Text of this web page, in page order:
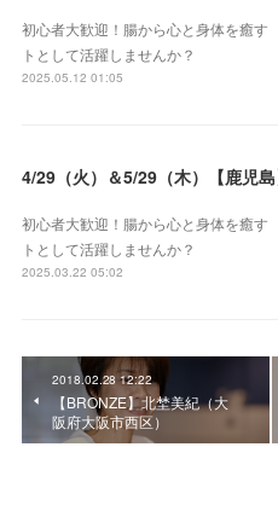
初心者大歓迎！腸から心と身体を癒
トとして活躍しませんか？
2025.05.12 01:05
初心者大歓迎！腸から心と身体を癒
トとして活躍しませんか？
2025.03.22 05:02
2018.02.28 12:22
【BRONZE】北埜美紀（大
阪府大阪市西区）